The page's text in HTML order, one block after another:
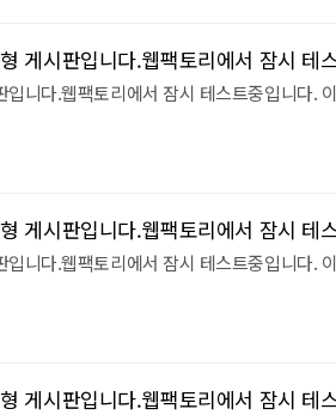
게시판입니다.웹팩토리에서 잠시 테
니다.웹팩토리에서 잠시 테스트중입니다
게시판입니다.웹팩토리에서 잠시 테
니다.웹팩토리에서 잠시 테스트중입니다
게시판입니다.웹팩토리에서 잠시 테